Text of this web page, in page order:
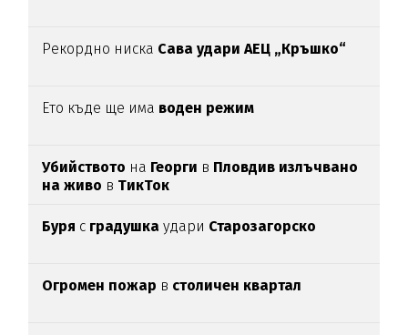
Рекордно ниска Сава удари АЕЦ „Кръшко“
Ето къде ще има воден режим
Убийството на Георги в Пловдив излъчвано
на живо в ТикТок
Буря с градушкаудари Старозагорско
Огромен пожар в столичен квартал